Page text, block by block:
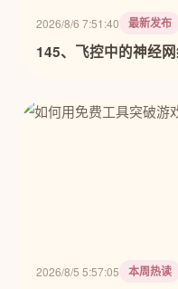
2026/8/6 7:51:40 最新发布
145、飞控中的神经
2026/8/5 5:57:05 本周热读